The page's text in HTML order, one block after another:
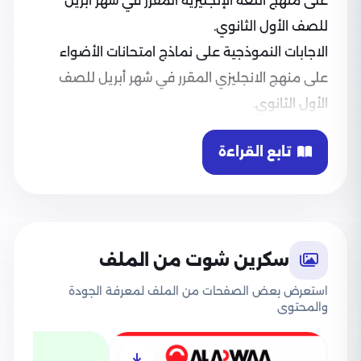
للصف الأول الثانوي.
الاجابات النموذجية على نماذج امتحانات الأضواء
على منهج الانجليزي المقرر في شهر أبريل للصف
الأول الثانوي.
تابع القراءة
سكرين شوت من الملف
استعرض بعض الصفحات من الملف لمعرفة الجودة
والمحتوى